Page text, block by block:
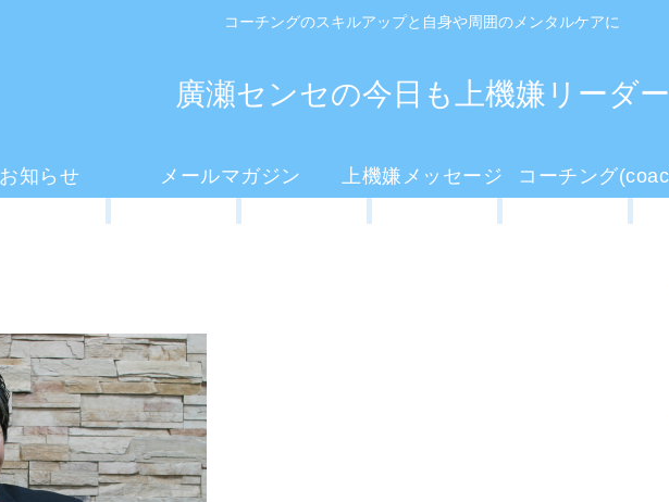
コーチングのスキルアップと自身や周囲のメンタルケアに
廣瀬センセの今日も上機嫌リーダー
お知らせ メールマガジン 上機嫌メッセージ